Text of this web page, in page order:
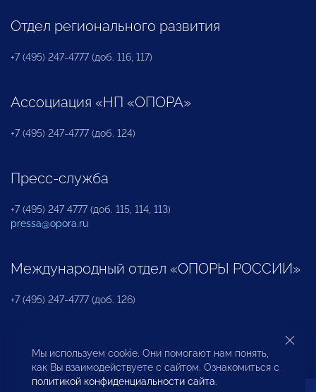
Отдел регионального развития
+7 (495) 247-4777 (доб. 116, 117)
Ассоциация «НП «ОПОРА»
+7 (495) 247-4777 (доб. 124)
Пресс-служба
+7 (495) 247 4777 (доб. 115, 114, 113)
pressa@opora.ru
Международный отдел «ОПОРЫ РОССИИ»
+7 (495) 247-4777 (доб. 126)
Бюро по защите прав предпринимателей и
инвесторов
Мы используем cookie. Они помогают нам понять,
как Вы взаимодействуете с сайтом. Ознакомиться с
политикой конфиденциальности сайта.